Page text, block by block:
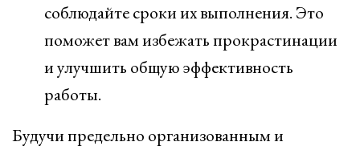
соблюдайте сроки их выполнения. Это
поможет вам избежать прокрастинации
и улучшить общую эффективность
работы.
Будучи предельно организованным и